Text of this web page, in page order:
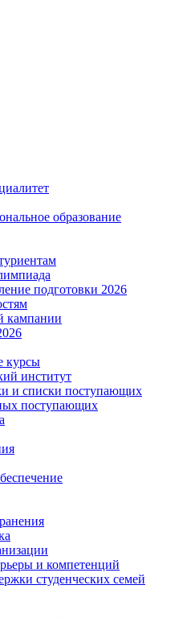
образование
подготовки 2026
кампании
курсы
институт
и списки поступающих
поступающих
и компетенций
студенческих семей